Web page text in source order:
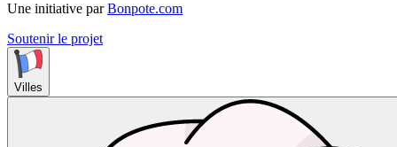
Une initiative par Bonpote.com
Soutenir le projet
Villes